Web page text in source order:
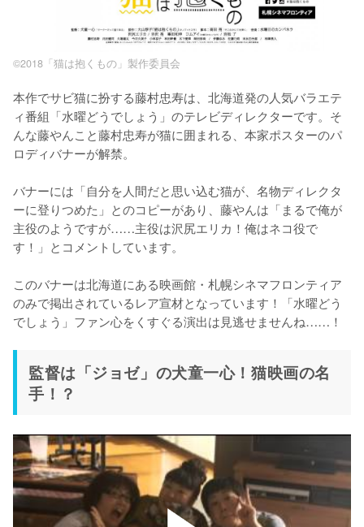
©2018「猫は抱くもの」製作委員会
本作でサビ猫に扮する藤村忠寿は、北海道発の人気バラエテ
ィ番組「水曜どうでしょう」のテレビディレクターです。そ
んな藤やんこと藤村忠寿が猫に囲まれる、本家ポスターのパ
ロディバナーが解禁。
バナーには「自分を人間だと思い込む猫が、名物ディレクタ
ーに登りつめた」とのコピーがあり、藤やんは「まるで俺が
主役のようですが……主役は沢尻エリカ！俺はネコ役で
す！」とコメントしています。
このバナーは北海道にある映画館・札幌シネマフロンティア
のみで掲出されているレア宣材となっています！「水曜どう
でしょう」ファン心をくすぐる演出は見逃せませんね……！
監督は「ジョゼ」の犬童一心！猫映画の名
手！？